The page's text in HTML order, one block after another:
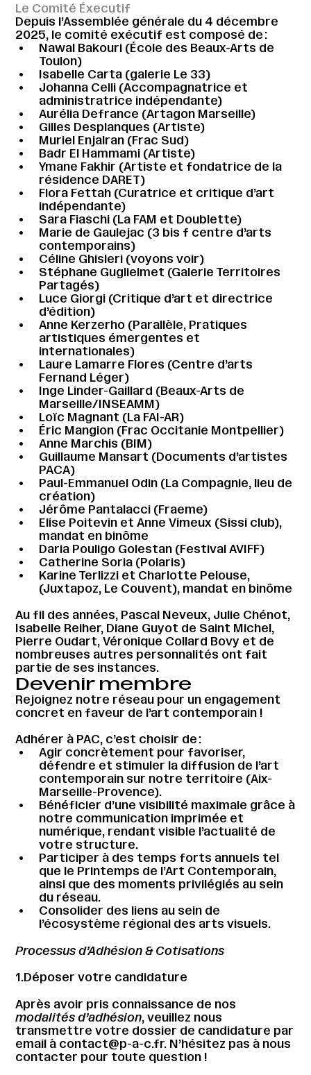
Le Comité Éxecutif
Depuis l’Assemblée générale du 4 décembre
2025, le comité exécutif est composé de :
Nawal Bakouri (École des Beaux-Arts de
Toulon)
Isabelle Carta (galerie Le 33)
Johanna Celli (Accompagnatrice et
administratrice indépendante)
Aurélia Defrance (Artagon Marseille)
Gilles Desplanques (Artiste)
Muriel Enjalran (Frac Sud)
Badr El Hammami (Artiste)
Ymane Fakhir (Artiste et fondatrice de la
résidence DARET)
Flora Fettah (Curatrice et critique d’art
indépendante)
Sara Fiaschi (La FAM et Doublette)
Marie de Gaulejac (3 bis f centre d’arts
contemporains)
Céline Ghisleri (voyons voir)
Stéphane Guglielmet (Galerie Territoires
Partagés)
Luce Giorgi (Critique d’art et directrice
d’édition)
Anne Kerzerho (Parallèle, Pratiques
artistiques émergentes et
internationales)
Laure Lamarre Flores (Centre d’arts
Fernand Léger)
Inge Linder-Gaillard (Beaux-Arts de
Marseille/INSEAMM)
Loïc Magnant (La FAI-AR)
Éric Mangion (Frac Occitanie Montpellier)
Anne Marchis (BIM)
Guillaume Mansart (Documents d’artistes
PACA)
Paul-Emmanuel Odin (La Compagnie, lieu de
création)
Jérôme Pantalacci (Fraeme)
Elise Poitevin et Anne Vimeux (Sissi club),
mandat en binôme
Daria Pouligo Golestan (Festival AVIFF)
Catherine Soria (Polaris)
Karine Terlizzi et Charlotte Pelouse,
(Juxtapoz, Le Couvent), mandat en binôme
Au fil des années, Pascal Neveux, Julie Chénot,
Isabelle Reiher, Diane Guyot de Saint Michel,
Pierre Oudart, Véronique Collard Bovy et de
nombreuses autres personnalités ont fait
partie de ses instances.
Devenir membre
Rejoignez notre réseau pour un engagement
concret en faveur de l’art contemporain !
Adhérer à PAC, c’est choisir de :
Agir concrètement pour favoriser,
défendre et stimuler la diffusion de l’art
contemporain sur notre territoire (Aix-
Marseille-Provence).
Bénéficier d’une visibilité maximale grâce à
notre communication imprimée et
numérique, rendant visible l’actualité de
votre structure.
Participer à des temps forts annuels tel
que le Printemps de l’Art Contemporain,
ainsi que des moments privilégiés au sein
du réseau.
Consolider des liens au sein de
l’écosystème régional des arts visuels.
Processus d’Adhésion & Cotisations
1.Déposer votre candidature
Après avoir pris connaissance de nos
modalités d’adhésion, veuillez nous
transmettre votre dossier de candidature par
email à contact@p-a-c.fr. N’hésitez pas à nous
contacter pour toute question !